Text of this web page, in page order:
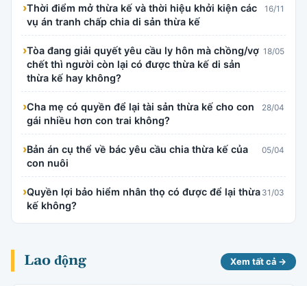
›Thời điểm mở thừa kế và thời hiệu khởi kiện các
vụ án tranh chấp chia di sản thừa kế
16/11
›Tòa đang giải quyết yêu cầu ly hôn mà chồng/vợ
chết thì người còn lại có được thừa kế di sản
thừa kế hay không?
18/05
›Cha mẹ có quyền để lại tài sản thừa kế cho con
gái nhiều hơn con trai không?
28/04
›Bản án cụ thể về bác yêu cầu chia thừa kế của
con nuôi
05/04
›Quyền lợi bảo hiểm nhân thọ có được để lại thừa
kế không?
31/03
Lao động Xem tất cả →